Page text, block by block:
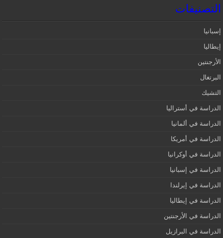
التصنيفات
إسبانيا‎
إيطاليا
الأرجنتين
البرتغال
التشيك
الدراسة في أستراليا
الدراسة في ألمانيا
الدراسة في أمريكا
الدراسة في أوكرانيا
الدراسة في إسبانيا
الدراسة في إيرلندا
الدراسة في إيطاليا
الدراسة في الأرجنتين
الدراسة في البرازيل